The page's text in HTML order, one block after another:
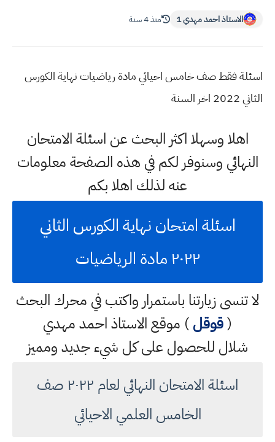
الاستاذ احمد مهدي 1 منذ 4 سنة
اسئلة فقط صف خامس احيائي مادة رياضيات نهاية الكورس
الثاني 2022 اخر السنة
اهلا وسهلا اكثر البحث عن اسئلة الامتحان
النهائي وسنوفر لكم في هذه الصفحة معلومات
عنه لذلك اهلا بكم
اسئلة امتحان نهاية الكورس الثاني
٢٠٢٢ مادة الرياضيات
لا تنسى زيارتنا باستمرار واكتب في محرك البحث
(قوقل) موقع الاستاذ احمد مهدي
شلال للحصول على كل شيء جديد ومميز
اسئلة الامتحان النهائي لعام ٢٠٢٢ صف
الخامس العلمي الاحيائي